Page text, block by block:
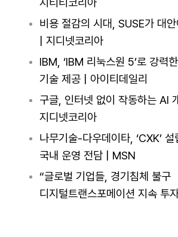
비용 절감의 시대, SUSE가 대
| 지디넷코리아
IBM, ‘IBM 리눅스원 5’로 강력
기술 제공 | 아이티데일리
구글, 인터넷 없이 작동하는 AI
지디넷코리아
나무기술-다우데이타, ‘CXK’
국내 운영 전담 | MSN
“글로벌 기업들, 경기침체 불구
디지털트랜스포메이션 지속 투